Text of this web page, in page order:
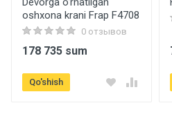
Qo'shimcha ma'lumot
Material
oshxona krani Frap F4708
0 отзывов
178 735 sum
Qo'shish